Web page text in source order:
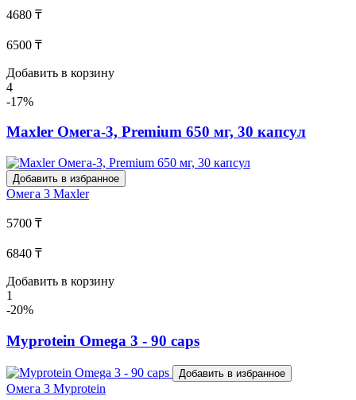
4680 ₸
6500 ₸
Добавить в корзину
4
-17%
Maxler Омега-3, Premium 650 мг, 30 капсул
Добавить в избранное
Омега 3 Maxler
5700 ₸
6840 ₸
Добавить в корзину
1
-20%
Myprotein Omega 3 - 90 caps
Добавить в избранное
Омега 3 Myprotein